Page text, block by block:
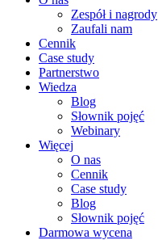
Zespół i nagrody
Zaufali nam
Cennik
Case study
Partnerstwo
Wiedza
Blog
Słownik pojęć
Webinary
Więcej
O nas
Cennik
Case study
Blog
Słownik pojęć
Darmowa wycena